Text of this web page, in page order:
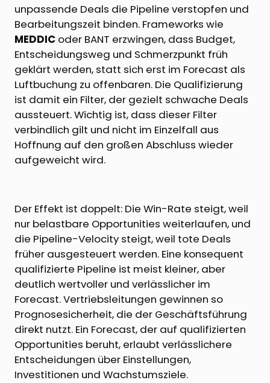
unpassende Deals die Pipeline verstopfen und
Bearbeitungszeit binden. Frameworks wie
MEDDIC oder BANT erzwingen, dass Budget,
Entscheidungsweg und Schmerzpunkt früh
geklärt werden, statt sich erst im Forecast als
Luftbuchung zu offenbaren. Die Qualifizierung
ist damit ein Filter, der gezielt schwache Deals
aussteuert. Wichtig ist, dass dieser Filter
verbindlich gilt und nicht im Einzelfall aus
Hoffnung auf den großen Abschluss wieder
aufgeweicht wird.
Der Effekt ist doppelt: Die Win-Rate steigt, weil
nur belastbare Opportunities weiterlaufen, und
die Pipeline-Velocity steigt, weil tote Deals
früher ausgesteuert werden. Eine konsequent
qualifizierte Pipeline ist meist kleiner, aber
deutlich wertvoller und verlässlicher im
Forecast. Vertriebsleitungen gewinnen so
Prognosesicherheit, die der Geschäftsführung
direkt nutzt. Ein Forecast, der auf qualifizierten
Opportunities beruht, erlaubt verlässlichere
Entscheidungen über Einstellungen,
Investitionen und Wachstumsziele.